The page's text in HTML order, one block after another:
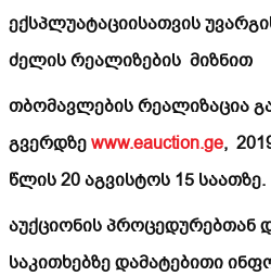
ექსპლუატაციისათვის
ძელის რეალიზების მიზნით
თბომავლების რეალიზაცია
გვერდზეwww.eauction.ge,
წლის20აგვისტოს 15 საათზე.
აუქციონის პროცედურებთან
საკითხებზე დამატებითი